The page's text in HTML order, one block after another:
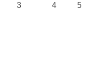
3 4 5